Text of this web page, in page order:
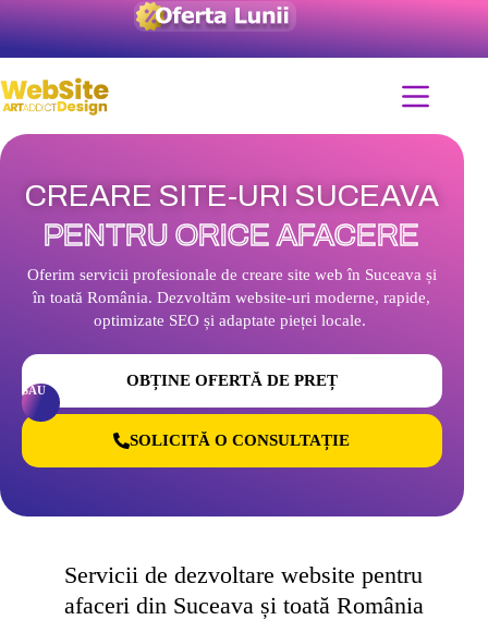
CREARE SITE-URI SUCEAVA
PENTRU ORICE AFACERE
Oferim servicii profesionale de creare site web în Suceava și
în toată România. Dezvoltăm website-uri moderne, rapide,
optimizate SEO și adaptate pieței locale.
OBȚINE OFERTĂ DE PREȚ
SAU
SOLICITĂ O CONSULTAȚIE
Servicii de dezvoltare website pentru
afaceri din Suceava și toată România